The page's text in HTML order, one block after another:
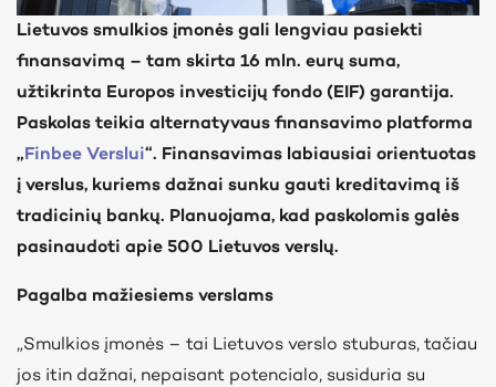
Lietuvos smulkios įmonės gali lengviau pasiekti
finansavimą – tam skirta 16 mln. eurų suma,
užtikrinta Europos investicijų fondo (EIF) garantija.
Paskolas teikia alternatyvaus finansavimo platforma
„ Finbee Verslui“. Finansavimas labiausiai orientuotas
į verslus, kuriems dažnai sunku gauti kreditavimą iš
tradicinių bankų. Planuojama, kad paskolomis galės
pasinaudoti apie 500 Lietuvos verslų.
Pagalba mažiesiems verslams
„Smulkios įmonės – tai Lietuvos verslo stuburas, tačiau
jos itin dažnai, nepaisant potencialo, susiduria su